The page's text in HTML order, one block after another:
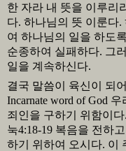
한 자라 내 뜻을 이루리
다. 하나님의 뜻 이룬다.
여 하나님의 일을 하도
순종하여 실패하다. 그
일을 계속하신다.
결국 말씀이 육신이 되
Incarnate word of God 우
죄인을 구하기 위함이다.
눅4:18-19 복음을 전하
하기 위하여 오시다. 이